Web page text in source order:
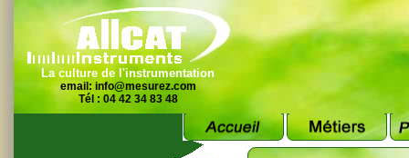
La culture de l'instrumentation
email: info@mesurez.com
Tél : 04 42 34 83 48